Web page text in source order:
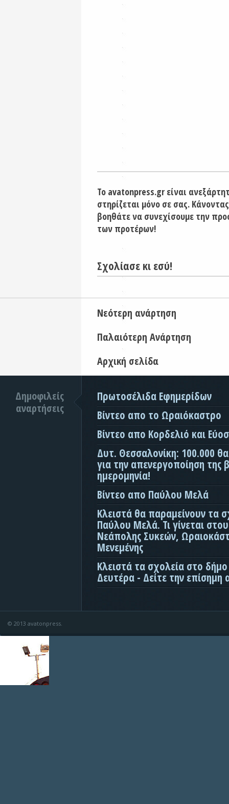
Το avatonpress.gr είναι
στηρίζεται μόνο σε σας.
βοηθάτε να συνεχίσουμε την
των προτέρων!
Σχολίασε κι εσύ!
Νεότερη ανάρτηση
Παλαιότερη Ανάρτηση
Αρχική σελίδα
Δημοφιλείς
αναρτήσεις
Πρωτοσέλιδα Εφημερίδων
Βίντεο απο το Ωραιόκαστρο
Βίντεο απο Κορδελιό και
Δυτ. Θεσσαλονίκη: 100.000
για την απενεργοποίηση της
ημερομηνία!
Βίντεο απο Παύλου Μελά
Κλειστά θα παραμείνουν τα
Παύλου Μελά. Τι γίνεται
Νεάπολης Συκεών,
Μενεμένης
Κλειστά τα σχολεία στο
Δευτέρα - Δείτε την επίσημη
© 2013 avatonpress.